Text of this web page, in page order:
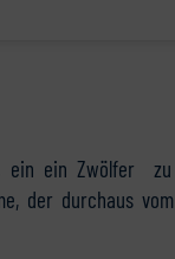
ein ein Zwölfer
der durchaus